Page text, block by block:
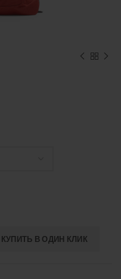
КУПИТЬ В ОДИН КЛИК